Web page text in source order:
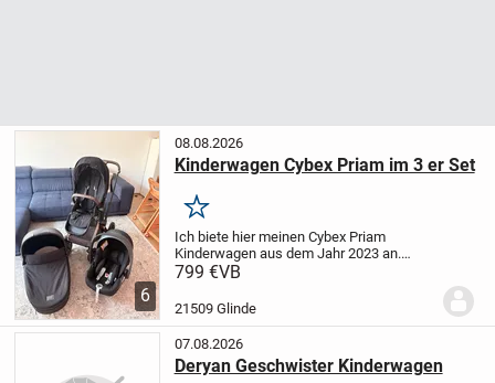
6
08.08.2026
Kinderwagen Cybex Priam im 3 er Set
Merken
Ich biete hier meinen Cybex Priam
Kinderwagen aus dem Jahr 2023 an.
Dieser stilvolle Kinderwagen in Rosé-
die Wert auf Design und Funktionalität
799 €VB
21509 Glinde
07.08.2026
Deryan Geschwister Kinderwagen